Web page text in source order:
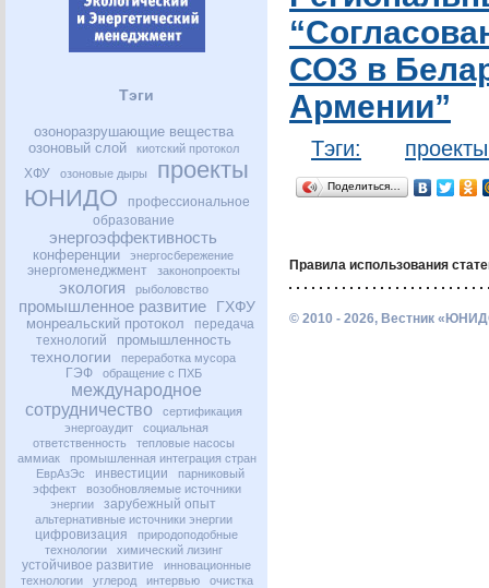
Тэги
озоноразрушающие вещества
озоновый слой
киотский протокол
ХФУ озоновые дыры
проекты
ЮНИДО
профессиональное
образование
энергоэффективность
конференции энергосбережение
энергоменеджмент законопроекты
экология рыболовство
промышленное развитие ГХФУ
монреальский протокол
передача
технологий
промышленность
технологии переработка мусора
ГЭФ обращение с ПХБ
международное
сотрудничество
сертификация
энергоаудит
социальная
ответственность
тепловые насосы
аммиак
промышленная интеграция стран
ЕврАзЭс
инвестиции
парниковый
эффект
возобновляемые источники
энергии
зарубежный опыт
альтернативные источники энергии
цифровизация
природоподобные
технологии
химический лизинг
устойчивое развитие
инновационные
технологии
углерод интервью
очистка
СОЗ в
Армении”
Тэги:
Поделиться…
Правила использования
© 2010 - 2026, Вестник